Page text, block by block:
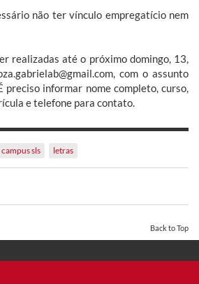
não ter vínculo empregatício nem
realizadas até o próximo domingo, 13,
com o assunto
preciso informar nome completo, curso,
e telefone para contato.
campus sls letras
Back to Top